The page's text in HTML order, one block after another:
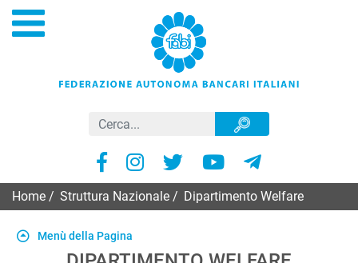
Home Struttura Nazionale Dipartimento Welfare
Menù della Pagina